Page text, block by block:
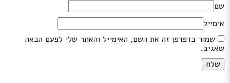
שם
אימייל
שמור בדפדפן זה את השם, האימייל והאתר שלי לפעם הבאה
שאגיב.